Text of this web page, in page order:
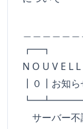
N O U V E L L
┃０┃お知ら
サーバー不